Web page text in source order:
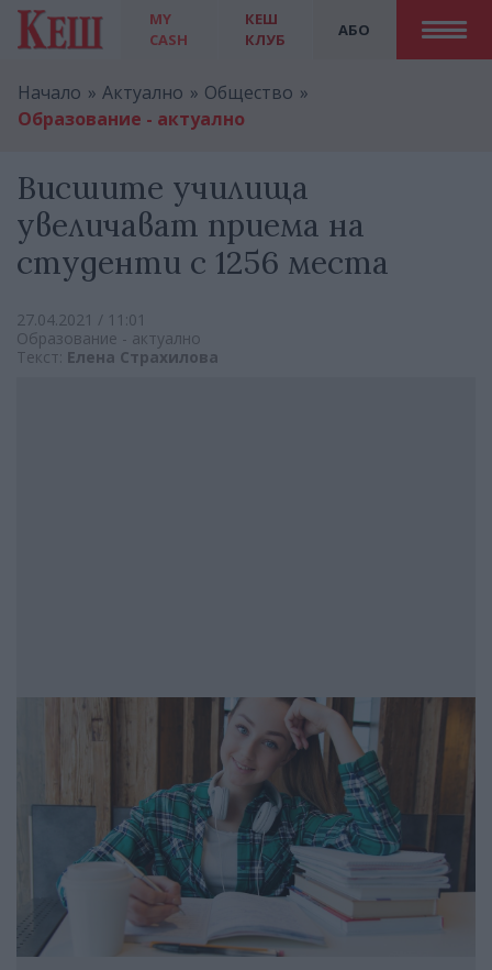
MY
CASH
АБО
КЕШ
КЛУБ
Начало Актуално
Общество
Образование - актуално
Висшите училища
увеличават приема на
студенти с 1256 места
27.04.2021 / 11:01
Образование - актуално
Текст: Елена Страхилова